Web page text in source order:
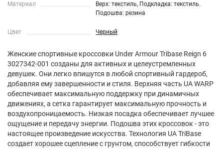
Материал
Верх: текстиль, Подкладка: текстиль.
Подошва: резина
Цвет Черный
Женские спортивные кроссовки Under Armour Tribase Reign 6
3027342-001 созданы для активных и целеустремленных
девушек. Они легко впишутся в любой спортивный гардероб,
добавляя ему завершенности и стиля. Верхняя часть UA WARP
обеспечивает максимальную поддержку при динамичных
движениях, а сетка гарантирует максимальную прочность и
воздухопроницаемость. Низкая посадка обеспечивает лучшее
ощущение и передачу энергии. Подошва этих кроссовок - это
настоящее произведение искусства. Технология UA TriBase
создает хорошее сцепление с грунтом, способствует гибкости